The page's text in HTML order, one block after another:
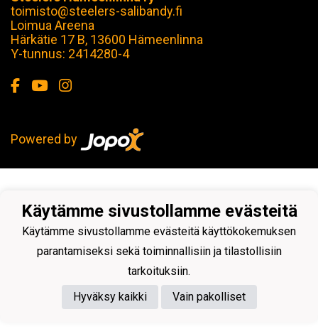
toimisto@steelers-salibandy.fi
Loimua Areena
Härkätie 17 B, 13600 Hämeenlinna
Y-tunnus: 2414280-4
Powered by
Käytämme sivustollamme evästeitä
Käytämme sivustollamme evästeitä käyttökokemuksen
parantamiseksi sekä toiminnallisiin ja tilastollisiin
tarkoituksiin.
Hyväksy kaikki
Vain pakolliset